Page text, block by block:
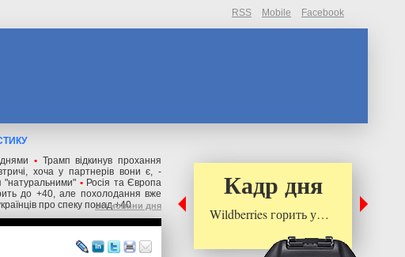
RSS Mobile Facebook
• Трамп відкинув прохання
хоча у партнерів вони є, -
"натуральними" • Росія та Європа
до +40, але похолодання вже
про спеку понад +40
всі новини дня
Кадр дня
Wildberries горить у…